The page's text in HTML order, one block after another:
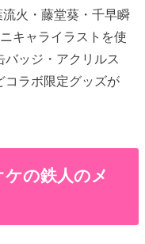
火・藤堂葵・千早瞬
キャライラストを使
ッジ・アクリルス
コラボ限定グッズが
の鉄人のメ